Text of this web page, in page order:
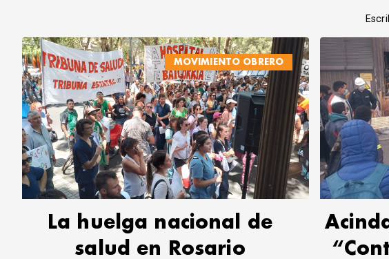
MOVIMIENTO OBRERO
La huelga nacional de
salud en Rosario